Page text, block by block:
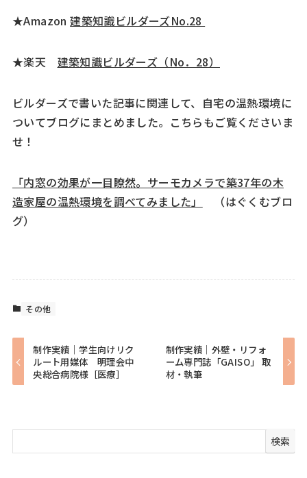
★Amazon建築知識ビルダーズNo.28
★楽天 建築知識ビルダーズ（No．28）
ビルダーズで書いた記事に関連して、自宅の温熱環境に
ついてブログにまとめました。こちらもご覧くださいま
せ！
「内窓の効果が一目瞭然。サーモカメラで築37年の木
造家屋の温熱環境を調べてみました」
（はぐくむブロ
グ）
その他
制作実績｜学生向けリク
ルート用媒体 明理会中
央総合病院様［医療］
制作実績｜外壁・リフォ
ーム専門誌「GAISO」 取
材・執筆
検索